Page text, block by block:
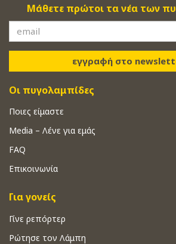
Μάθετε πρώτοι τα νέα των
εγγραφή στο
Οι πυγολαμπίδες
Ποιες είμαστε
Media – Λένε για εμάς
FAQ
Επικοινωνία
Για γονείς
Γίνε ρεπόρτερ
Ρώτησε τον Λάμπη